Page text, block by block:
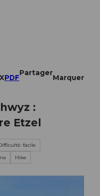
PDF
Partager
Marquer
:
Etzel
facile
Hike